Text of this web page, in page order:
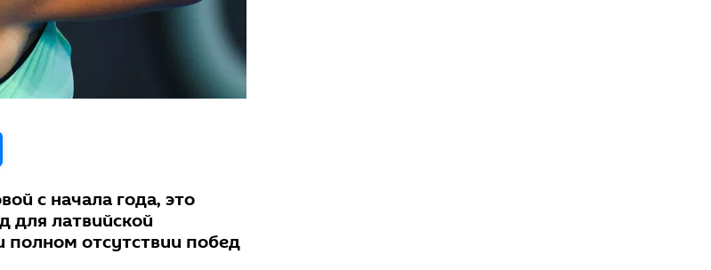
с начала года, это
для латвийской
полном отсутствии побед